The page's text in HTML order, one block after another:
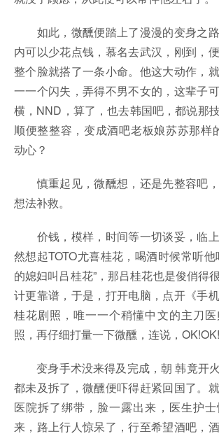
如此，微醺便踏上了漫漫的变身之
内可以少花点钱，慕名去武汉，刚到，
整个脸就搭了一条小命。他这大动作，
一一个闪失，弄得不男不女的，这辈子
横，NND，算了，也去韩国吧，都说那
顺便整整容，变成酒吧老板娘苏苏那样
动心？
慎重起见，微醺想，还是先整容吧
想法补救。
价钱，模样，时间等一切谈妥，临
然想起TOTO尤喜桂花，喝酒时候常听他
的媳妇叫吕桂花”，那吕桂花也是俊俏得
计更靠谱，于是，打开电脑，点开《手
桂花剧照，唯一一个稍懂中文的主刀
照，再仔细打量一下微醺，连说，
变身手术没来得及完成，朝 韩竟开
都未及拆了，微醺便吓得赶紧回国了。
医院拆了绑带，脸一露出来，医生护
来，路上行人惊呆了，行至希望酒吧，酒